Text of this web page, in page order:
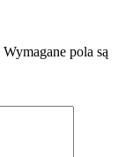
Wymagane pola są